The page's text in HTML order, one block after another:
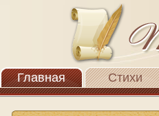
Главная Стихи